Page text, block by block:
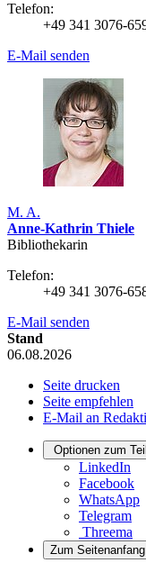
Telefon:
+49 341 3076-
E-Mail senden
M. A.
Anne-Kathrin Thiele
Bibliothekarin
Telefon:
+49 341 3076-
E-Mail senden
Stand
06.08.2026
Seite drucken
Seite empfehlen
E-Mail an
Optionen zum
LinkedIn
Facebook
WhatsApp
Telegram
Threema
Zum Seitenanfang